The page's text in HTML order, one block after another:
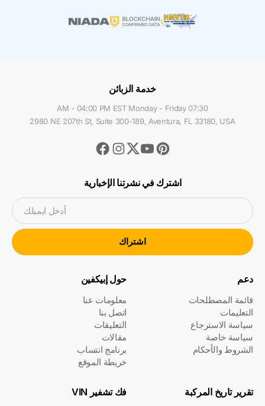
خدمة الزبائن
07:30 AM - 04:00 PM EST Monday - Friday
2980 NE 207th St, Suite 300-189, Aventura, FL 33180, USA
Facebook
Instagram
TwitterYoutubePinterest
اشترك في نشرتنا الإخبارية
أدخل ايميلك
اشتراك
حول إبيكفين
معلومات عنا
اتصل بنا
التعليقات
مقالات
برنامج انتساب
خريطة الموقع
دعم
قائمة المصطلحات
التعليمات
سياسة الاسترجاع
سياسة خاصة
الشروط والأحكام
فك تشفير VIN تقرير تاريخ المركبة